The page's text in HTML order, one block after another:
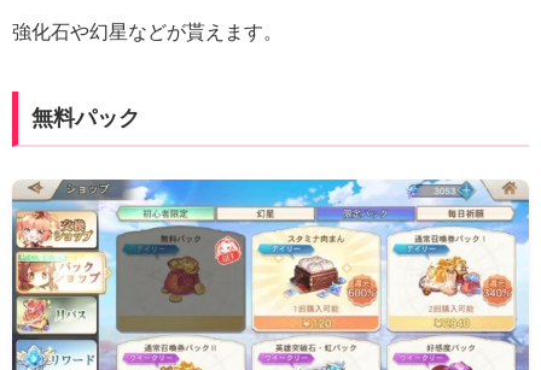
強化石や幻星などが貰えます。
無料パック